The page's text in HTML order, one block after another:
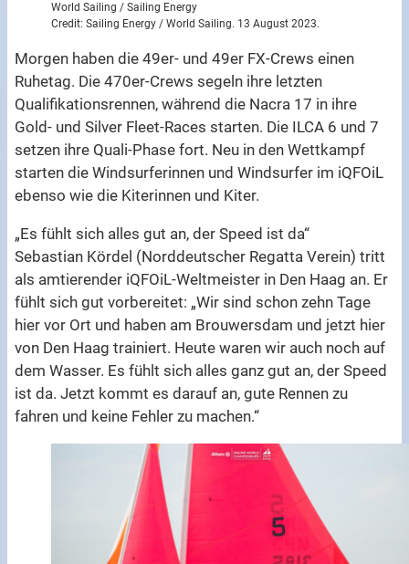
World Sailing / Sailing Energy
Credit: Sailing Energy / World Sailing. 13 August 2023.
Morgen haben die 49er- und 49er FX-Crews einen
Ruhetag. Die 470er-Crews segeln ihre letzten
Qualifikationsrennen, während die Nacra 17 in ihre
Gold- und Silver Fleet-Races starten. Die ILCA 6 und 7
setzen ihre Quali-Phase fort. Neu in den Wettkampf
starten die Windsurferinnen und Windsurfer im iQFOiL
ebenso wie die Kiterinnen und Kiter.
„Es fühlt sich alles gut an, der Speed ist da“
Sebastian Kördel (Norddeutscher Regatta Verein) tritt
als amtierender iQFOiL-Weltmeister in Den Haag an. Er
fühlt sich gut vorbereitet: „Wir sind schon zehn Tage
hier vor Ort und haben am Brouwersdam und jetzt hier
von Den Haag trainiert. Heute waren wir auch noch auf
dem Wasser. Es fühlt sich alles ganz gut an, der Speed
ist da. Jetzt kommt es darauf an, gute Rennen zu
fahren und keine Fehler zu machen.“